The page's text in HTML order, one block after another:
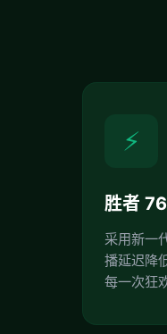
⚡
胜者
采用新一
播延迟降
每一次狂